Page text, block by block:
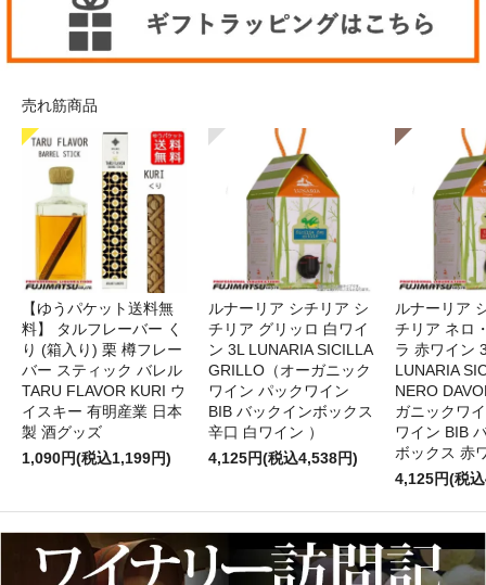
売れ筋商品
【ゆうパケット送料無
料】 タルフレーバー く
り (箱入り) 栗 樽フレー
バー スティック バレル
TARU FLAVOR KURI ウ
イスキー 有明産業 日本
製 酒グッズ
1,090円(税込1,199円)
ルナーリア シチリア シ
チリア グリッロ 白ワイ
ン 3L LUNARIA SICILLA
GRILLO（オーガニック
ワイン パックワイン
BIB バックインボックス
辛口 白ワイン ）
4,125円(税込4,538円)
ルナーリア
チリア ネロ
ラ 赤ワイ
LUNARIA
NERO
ガニックワ
ワイン BIB
ボックス 赤
4,125円(税